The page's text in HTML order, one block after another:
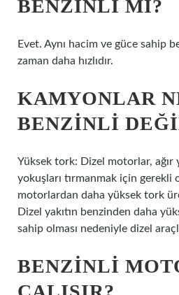
BENZINLI MI?
Evet. Aynı hacim ve güce sahip
zaman daha hızlıdır.
KAMYONLAR
BENZINLI
Yüksek tork: Dizel motorlar, ağır
yokuşları tırmanmak için gerekli
motorlardan daha yüksek tork
Dizel yakıtın benzinden daha
sahip olması nedeniyle dizel
BENZINLI